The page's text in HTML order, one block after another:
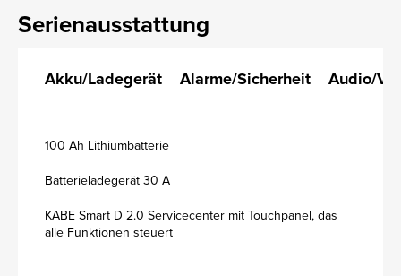
Serienausstattung
Akku/Ladegerät Alarme/Sicherheit Audio/
100 Ah Lithiumbatterie
Batterieladegerät 30 A
KABE Smart D 2.0 Servicecenter mit Touchpanel, das
alle Funktionen steuert